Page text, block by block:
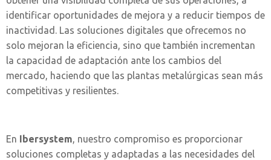
identificar oportunidades de mejora y a reducir tiempos de
inactividad. Las soluciones digitales que ofrecemos no
solo mejoran la eficiencia, sino que también incrementan
la capacidad de adaptación ante los cambios del
mercado, haciendo que las plantas metalúrgicas sean más
competitivas y resilientes.
En Ibersystem, nuestro compromiso es proporcionar
soluciones completas y adaptadas a las necesidades del